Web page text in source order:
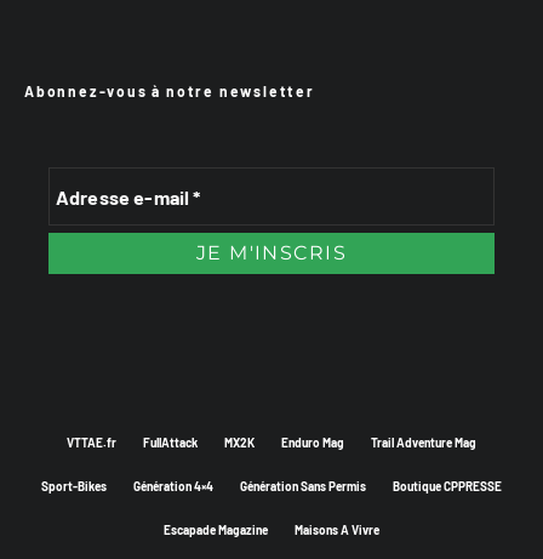
Abonnez-vous à notre newsletter
VTTAE.fr FullAttack MX2K Enduro Mag Trail Adventure Mag
Sport-Bikes Génération 4×4 Génération Sans Permis Boutique CPPRESSE
Escapade Magazine Maisons A Vivre